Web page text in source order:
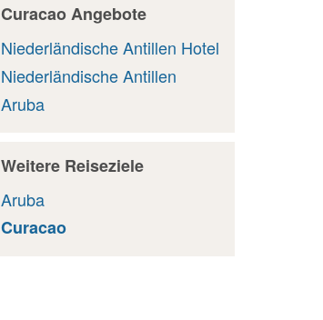
Curacao Angebote
Niederländische Antillen Hotel
Niederländische Antillen
Aruba
Weitere Reiseziele
Aruba
Curacao